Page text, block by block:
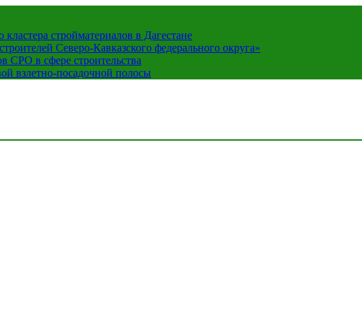
стройматериалов в Дагестане
Северо-Кавказского федерального округа»
СРО в сфере строительства
взлетно-посадочной полосы